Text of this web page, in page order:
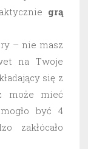
grą
– nie masz
na Twoje
się z
może mieć
być 4
zakłócało